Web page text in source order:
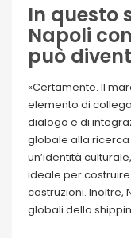
In questo
Napoli
può
«Certamente. Il
elemento di
dialogo e di
globale alla
un’identità
ideale per
costruzioni. Inoltre,
globali dello